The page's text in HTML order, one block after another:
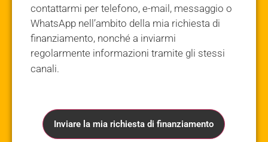
contattarmi per telefono, e-mail, messaggio o
WhatsApp nell’ambito della mia richiesta di
finanziamento, nonché a inviarmi
regolarmente informazioni tramite gli stessi
canali.
Inviare la mia richiesta di finanziamento